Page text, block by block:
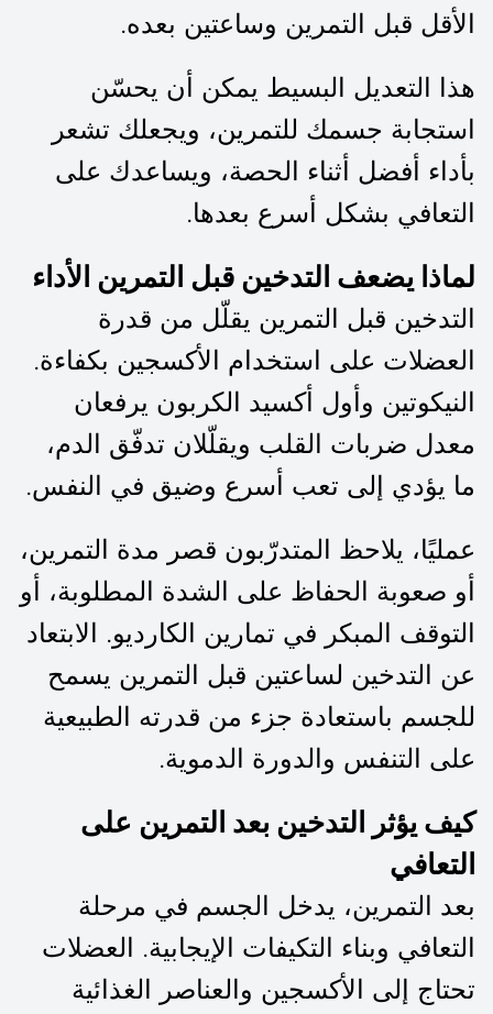
الأقل قبل التمرين وساعتين بعده.
هذا التعديل البسيط يمكن أن يحسّن
استجابة جسمك للتمرين، ويجعلك تشعر
بأداء أفضل أثناء الحصة، ويساعدك على
التعافي بشكل أسرع بعدها.
لماذا يضعف التدخين قبل التمرين الأداء
التدخين قبل التمرين يقلّل من قدرة
العضلات على استخدام الأكسجين بكفاءة.
النيكوتين وأول أكسيد الكربون يرفعان
معدل ضربات القلب ويقلّلان تدفّق الدم،
ما يؤدي إلى تعب أسرع وضيق في النفس.
عمليًا، يلاحظ المتدرّبون قصر مدة التمرين،
أو صعوبة الحفاظ على الشدة المطلوبة، أو
التوقف المبكر في تمارين الكارديو. الابتعاد
عن التدخين لساعتين قبل التمرين يسمح
للجسم باستعادة جزء من قدرته الطبيعية
على التنفس والدورة الدموية.
كيف يؤثر التدخين بعد التمرين على
التعافي
بعد التمرين، يدخل الجسم في مرحلة
التعافي وبناء التكيفات الإيجابية. العضلات
تحتاج إلى الأكسجين والعناصر الغذائية